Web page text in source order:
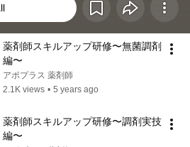
薬剤師スキルアップ研修〜無菌調剤
編〜
アポプラス 薬剤師
2.1K views • 5 years ago
薬剤師スキルアップ研修〜調剤実技
編〜